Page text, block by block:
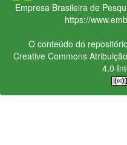
Empresa Brasileira de
https://
O conteúdo do
Creative Commons
4.0